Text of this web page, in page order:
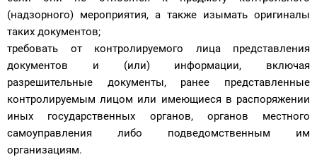
(надзорного) мероприятия, а также изымать оригиналы
таких документов;
требовать от контролируемого лица представления
документов и (или) информации, включая
разрешительные документы, ранее представленные
контролируемым лицом или имеющиеся в распоряжении
иных государственных органов, органов местного
самоуправления либо подведомственным им
организациям.